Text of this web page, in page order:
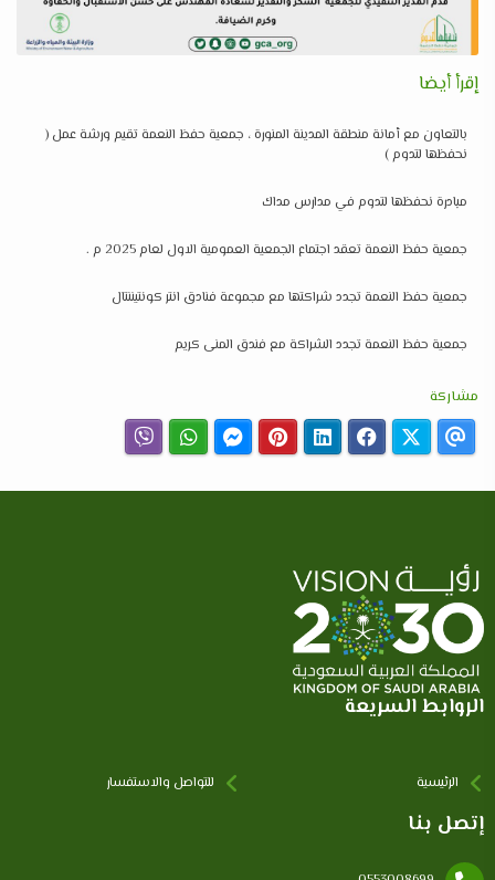
إقرأ أيضا
بالتعاون مع أمانة منطقة المدينة المنورة ، جمعية حفظ النعمة تقيم ورشة عمل (
نحفظها لتدوم )
مبادرة نحفظها لتدوم في مدارس مداك
جمعية حفظ النعمة تعقد اجتماع الجمعية العمومية الاول لعام 2025 م .
جمعية حفظ النعمة تجدد شراكتها مع مجموعة فنادق انتر كونتيننتال
جمعية حفظ النعمة تجدد الشراكة مع فندق المنى كريم
مشاركة
الروابط السريعة
الرئيسية للتواصل والاستفسار
إتصل بنا